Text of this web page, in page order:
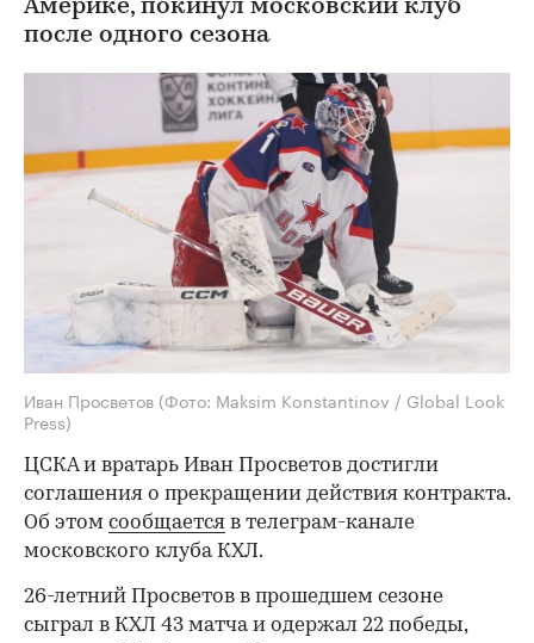
Америке, покинул московский клуб
после одного сезона
Иван Просветов (Фото: Maksim Konstantinov / Global Look
Press)
ЦСКА и вратарь Иван Просветов достигли
соглашения о прекращении действия контракта.
Об этом сообщается в телеграм-канале
московского клуба КХЛ.
26-летний Просветов в прошедшем сезоне
сыграл в КХЛ 43 матча и одержал 22 победы,